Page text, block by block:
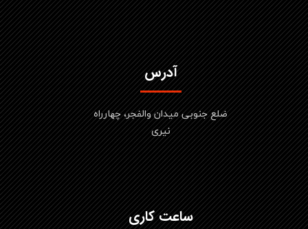
آدرس
ضلع جنوبی میدان والفجر، چهارراه
نیری
ساعت کاری